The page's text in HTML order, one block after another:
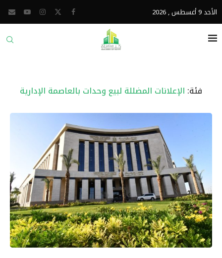
الأحد 9 أغسطس , 2026
فئة: الإعلانات المضللة لبيع وحدات بالعاصمة الإدارية